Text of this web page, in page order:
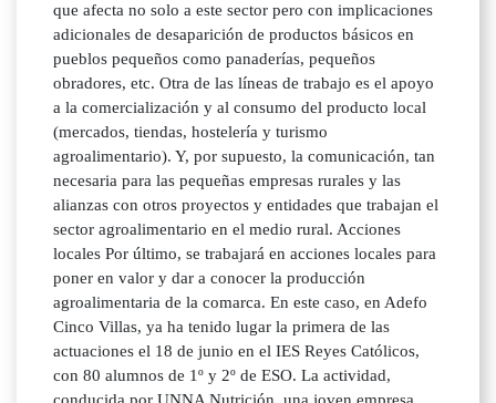
que afecta no solo a este sector pero con implicaciones
adicionales de desaparición de productos básicos en
pueblos pequeños como panaderías, pequeños
obradores, etc. Otra de las líneas de trabajo es el apoyo
a la comercialización y al consumo del producto local
(mercados, tiendas, hostelería y turismo
agroalimentario). Y, por supuesto, la comunicación, tan
necesaria para las pequeñas empresas rurales y las
alianzas con otros proyectos y entidades que trabajan el
sector agroalimentario en el medio rural. Acciones
locales Por último, se trabajará en acciones locales para
poner en valor y dar a conocer la producción
agroalimentaria de la comarca. En este caso, en Adefo
Cinco Villas, ya ha tenido lugar la primera de las
actuaciones el 18 de junio en el IES Reyes Católicos,
con 80 alumnos de 1º y 2º de ESO. La actividad,